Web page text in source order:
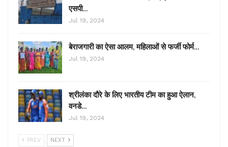
एसपी…
Jul 19, 2024
बेराजगारी का ऐसा आलम, महिलाओं से फर्जी फोर्म…
Jul 19, 2024
श्रीलंका दौरे के लिए भारतीय टीम का हुआ ऐलान,
वनडे…
Jul 19, 2024
PREV NEXT